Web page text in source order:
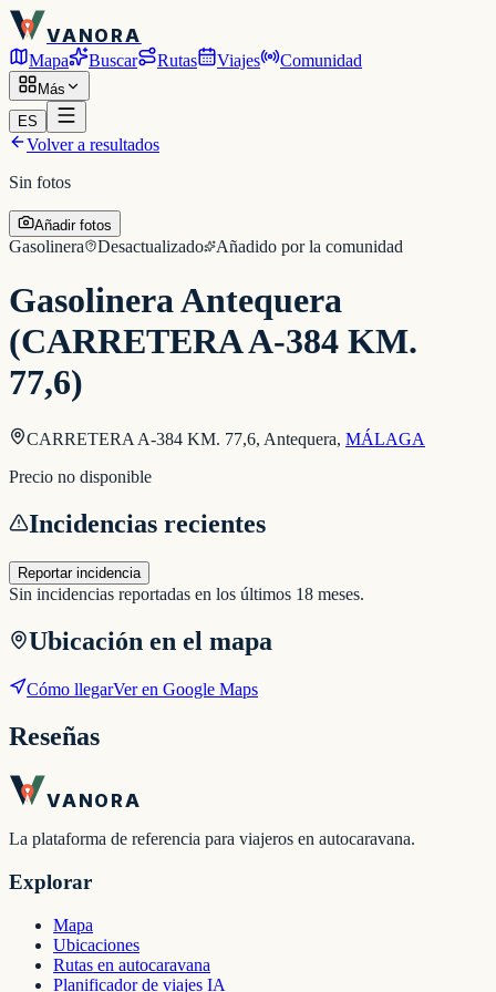
VANORA
Mapa Buscar Rutas Viajes Comunidad
Más
ES
Volver a resultados
Sin fotos
Añadir fotos
Gasolinera Desactualizado Añadido por la comunidad
Gasolinera Antequera
(CARRETERA A-384 KM.
77,6)
CARRETERA A-384 KM. 77,6, Antequera, MÁLAGA
Precio no disponible
Incidencias recientes
Reportar incidencia
Sin incidencias reportadas en los últimos 18 meses.
Ubicación en el mapa
Cómo llegarVer en Google Maps
Reseñas
VANORA
La plataforma de referencia para viajeros en autocaravana.
Explorar
Mapa
Ubicaciones
Rutas en autocaravana
Planificador de viajes IA